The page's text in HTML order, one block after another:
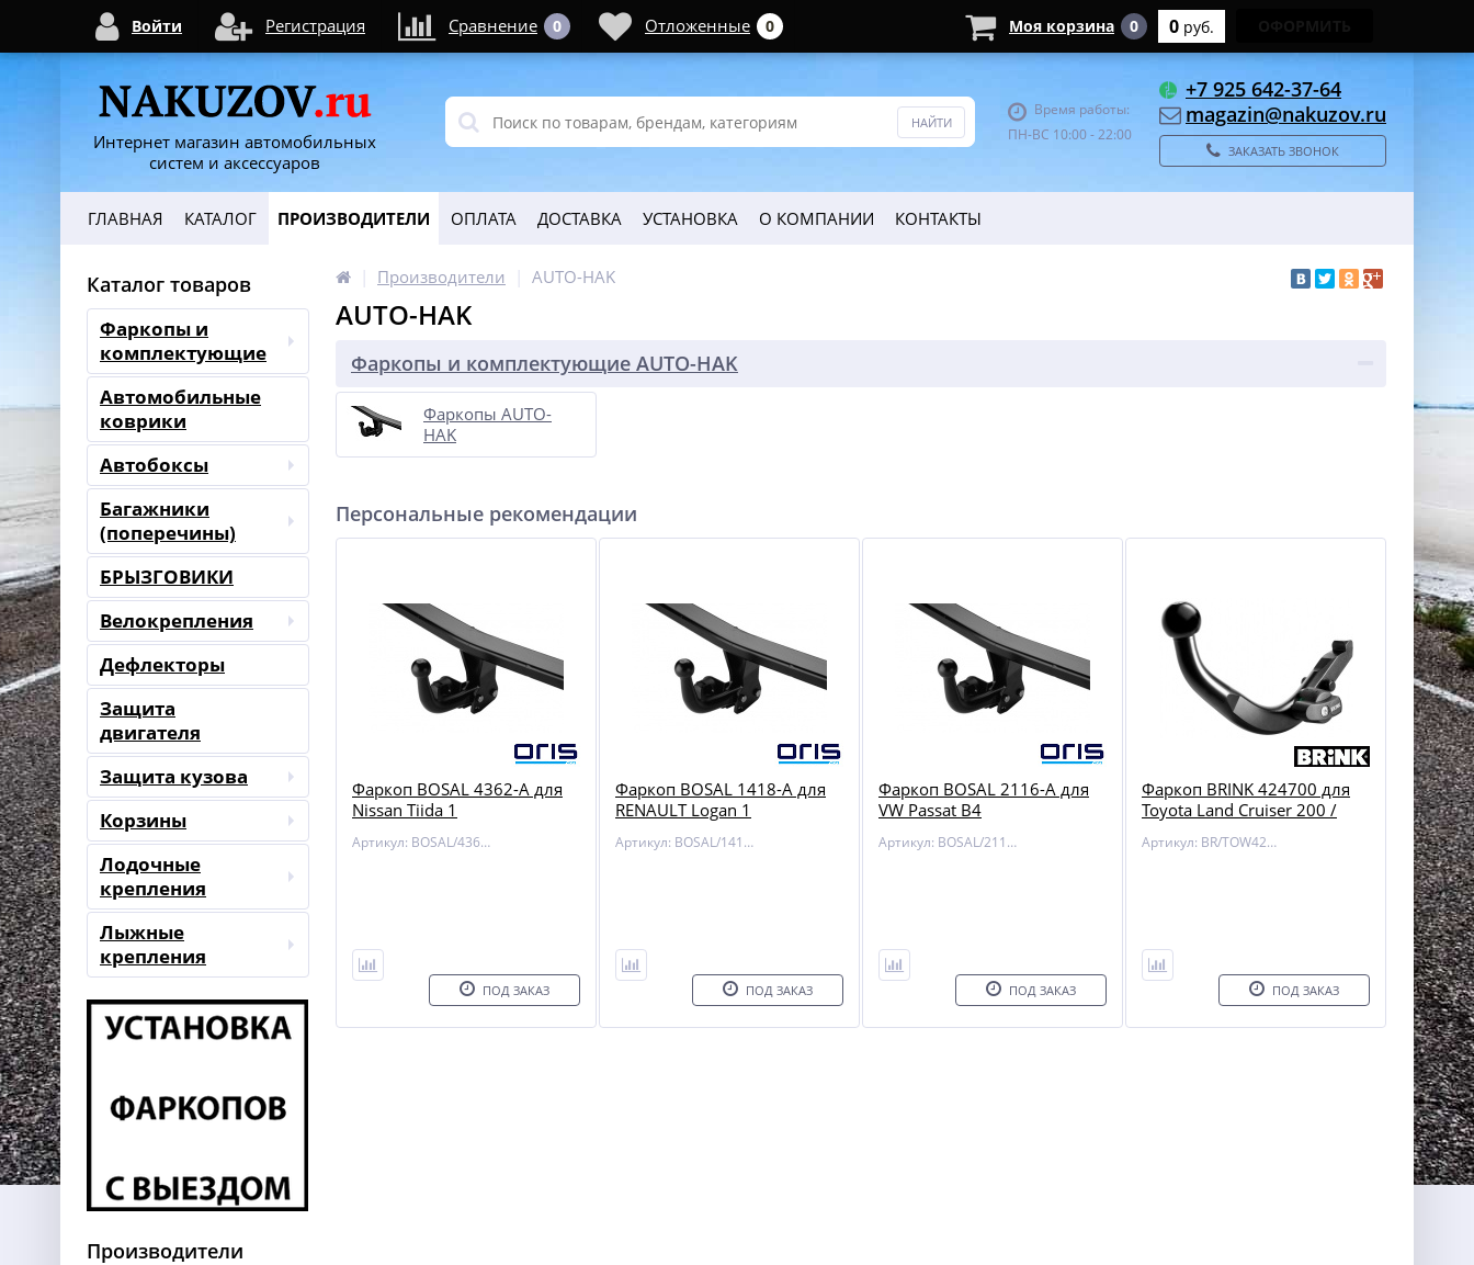
Интернет магазин автомобильных
систем и аксессуаров
Время работы:
ПН-ВС 10:00 - 22:00
+7 925 642-37-64
magazin@nakuzov.ru
ЗАКАЗАТЬ ЗВОНОК
ГЛАВНАЯ КАТАЛОГ ПРОИЗВОДИТЕЛИ ОПЛАТА ДОСТАВКА УСТАНОВКА О КОМПАНИИ КОНТАКТЫ
Каталог товаров
Фаркопы и
комплектующие
Автомобильные
коврики
Автобоксы
Багажники
(поперечины)
БРЫЗГОВИКИ
Велокрепления
Дефлекторы
Защита
двигателя
Защита кузова
Корзины
Лодочные
крепления
Лыжные
крепления
Производители
Производители AUTO-HAK
AUTO-HAK
Фаркопы и комплектующие AUTO-HAK
Фаркопы AUTO-
HAK
Персональные рекомендации
Фаркоп BOSAL 4362-A для
Nissan Tiida 1
Артикул: BOSAL/4362-A
ПОД ЗАКАЗ
Фаркоп BOSAL 1418-A для
RENAULT Logan 1
Артикул: BOSAL/1418-A
ПОД ЗАКАЗ
Фаркоп BOSAL 2116-A для
VW Passat B4
Артикул: BOSAL/2116-A
ПОД ЗАКАЗ
Фаркоп BRINK 424700 для
Toyota Land Cruiser 200 /
Артикул: BR/TOW424700
ПОД ЗАКАЗ
Войти Регистрация Сравнение 0 Отложенные 0 Моя корзина 0 0 руб.